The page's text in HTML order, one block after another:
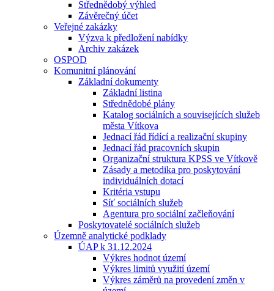
Střednědobý výhled
Závěrečný účet
Veřejné zakázky
Výzva k předložení nabídky
Archiv zakázek
OSPOD
Komunitní plánování
Základní dokumenty
Základní listina
Střednědobé plány
Katalog sociálních a souvisejících služeb
města Vítkova
Jednací řád řídící a realizační skupiny
Jednací řád pracovních skupin
Organizační struktura KPSS ve Vítkově
Zásady a metodika pro poskytování
individuálních dotací
Kritéria vstupu
Síť sociálních služeb
Agentura pro sociální začleňování
Poskytovatelé sociálních služeb
Územně analytické podklady
ÚAP k 31.12.2024
Výkres hodnot území
Výkres limitů využití území
Výkres záměrů na provedení změn v